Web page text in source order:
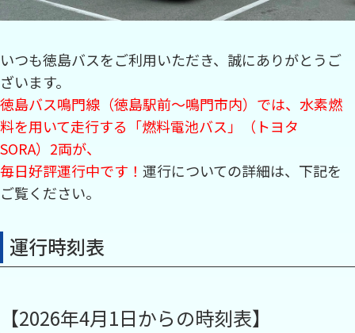
閉じる
いつも徳島バスをご利用いただき、誠にありがとうご
ざいます。
徳島バス鳴門線（徳島駅前～鳴門市内）では、水素燃
料を用いて走行する「燃料電池バス」（トヨタ
SORA）2両が、
毎日好評運行中です！ 運行についての詳細は、下記を
ご覧ください。
運行時刻表
【2026年4月1日からの時刻表】